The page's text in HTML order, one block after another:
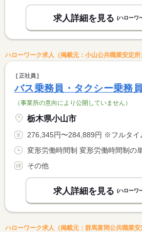
求人詳細を見る (ハローワ
ハローワーク求人（掲載元：小山公共職業安定所
正社員
バス乗務員・タクシー乗
（事業所の意向により公開していません）
栃木県小山市
276,345円〜284,889円 ※フルタイム求人の場合は月額（換算額）、パート
その他
求人詳細を見る (ハローワ
ハローワーク求人（掲載元：群馬富岡公共職業安